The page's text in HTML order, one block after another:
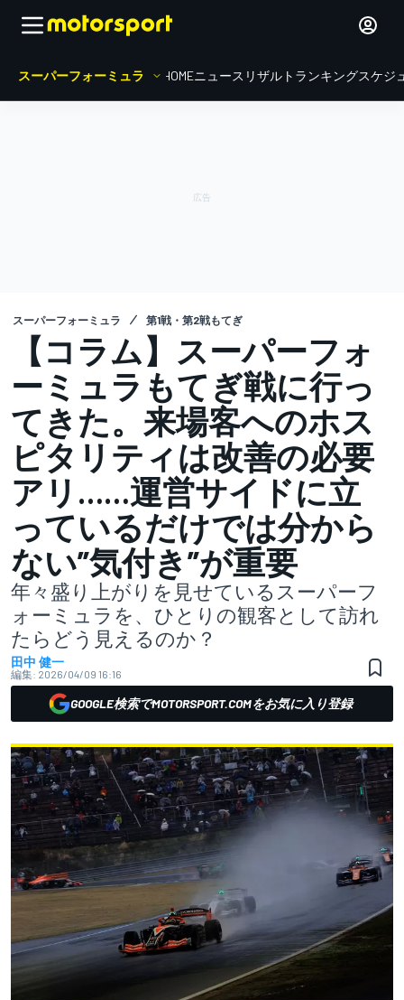
スーパーフォーミュラ HOMEニュース リザルト ランキングスケジ
スーパーフォーミュラ 第1戦・第2戦もてぎ
【コラム】スーパーフォ
ーミュラもてぎ戦に行っ
てきた。来場客へのホス
ピタリティは改善の必要
アリ……運営サイドに立
っているだけでは分から
ない”気付き”が重要
年々盛り上がりを見せているスーパーフ
ォーミュラを、ひとりの観客として訪れ
たらどう見えるのか？
田中 健一
編集: 2026/04/09 16:16
GOOGLE検索でMOTORSPORT.COMをお気に入り登録